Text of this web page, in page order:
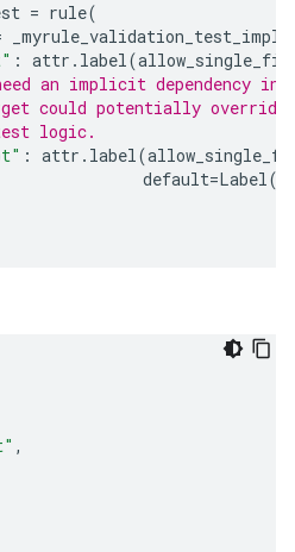
= rule(
_myrule_validation_test_impl
: attr . label(
an implicit dependency
could potentially
logic.
: attr . label(
default=Label(
,